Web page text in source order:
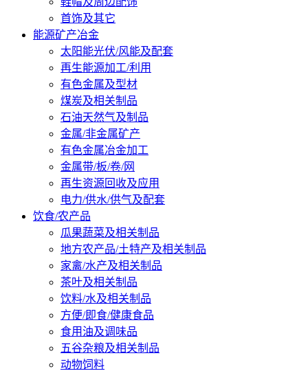
首饰及其它
能源矿产冶金
太阳能光伏/风能及配套
再生能源加工/利用
有色金属及型材
煤炭及相关制品
石油天然气及制品
金属/非金属矿产
有色金属冶金加工
金属带/板/卷/网
再生资源回收及应用
电力/供水/供气及配套
饮食/农产品
瓜果蔬菜及相关制品
地方农产品/土特产及相关制品
家禽/水产及相关制品
茶叶及相关制品
饮料/水及相关制品
方便/即食/健康食品
食用油及调味品
五谷杂粮及相关制品
动物饲料